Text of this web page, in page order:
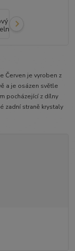
Červen je vyroben z
a je osázen světle
pocházející z dílny
zadní straně krystaly